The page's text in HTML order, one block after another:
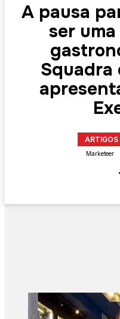
A pausa
ser
Squadra
Marketeer